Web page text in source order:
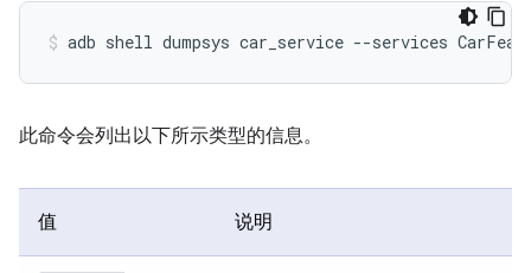
此命令会列出以下所示类型的信息。
值 说明